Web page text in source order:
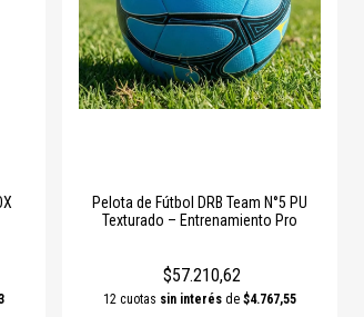
Pelota de Fútbol DRB Team N°5 PU
Texturado – Entrenamiento Pro
$57.210,62
12 cuotas sin interés de$4.767,55